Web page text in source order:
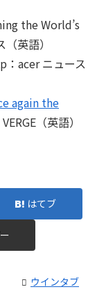
the World’s
英語）
acer ニュース
again the
（英語）
はてブ
ウインタブ